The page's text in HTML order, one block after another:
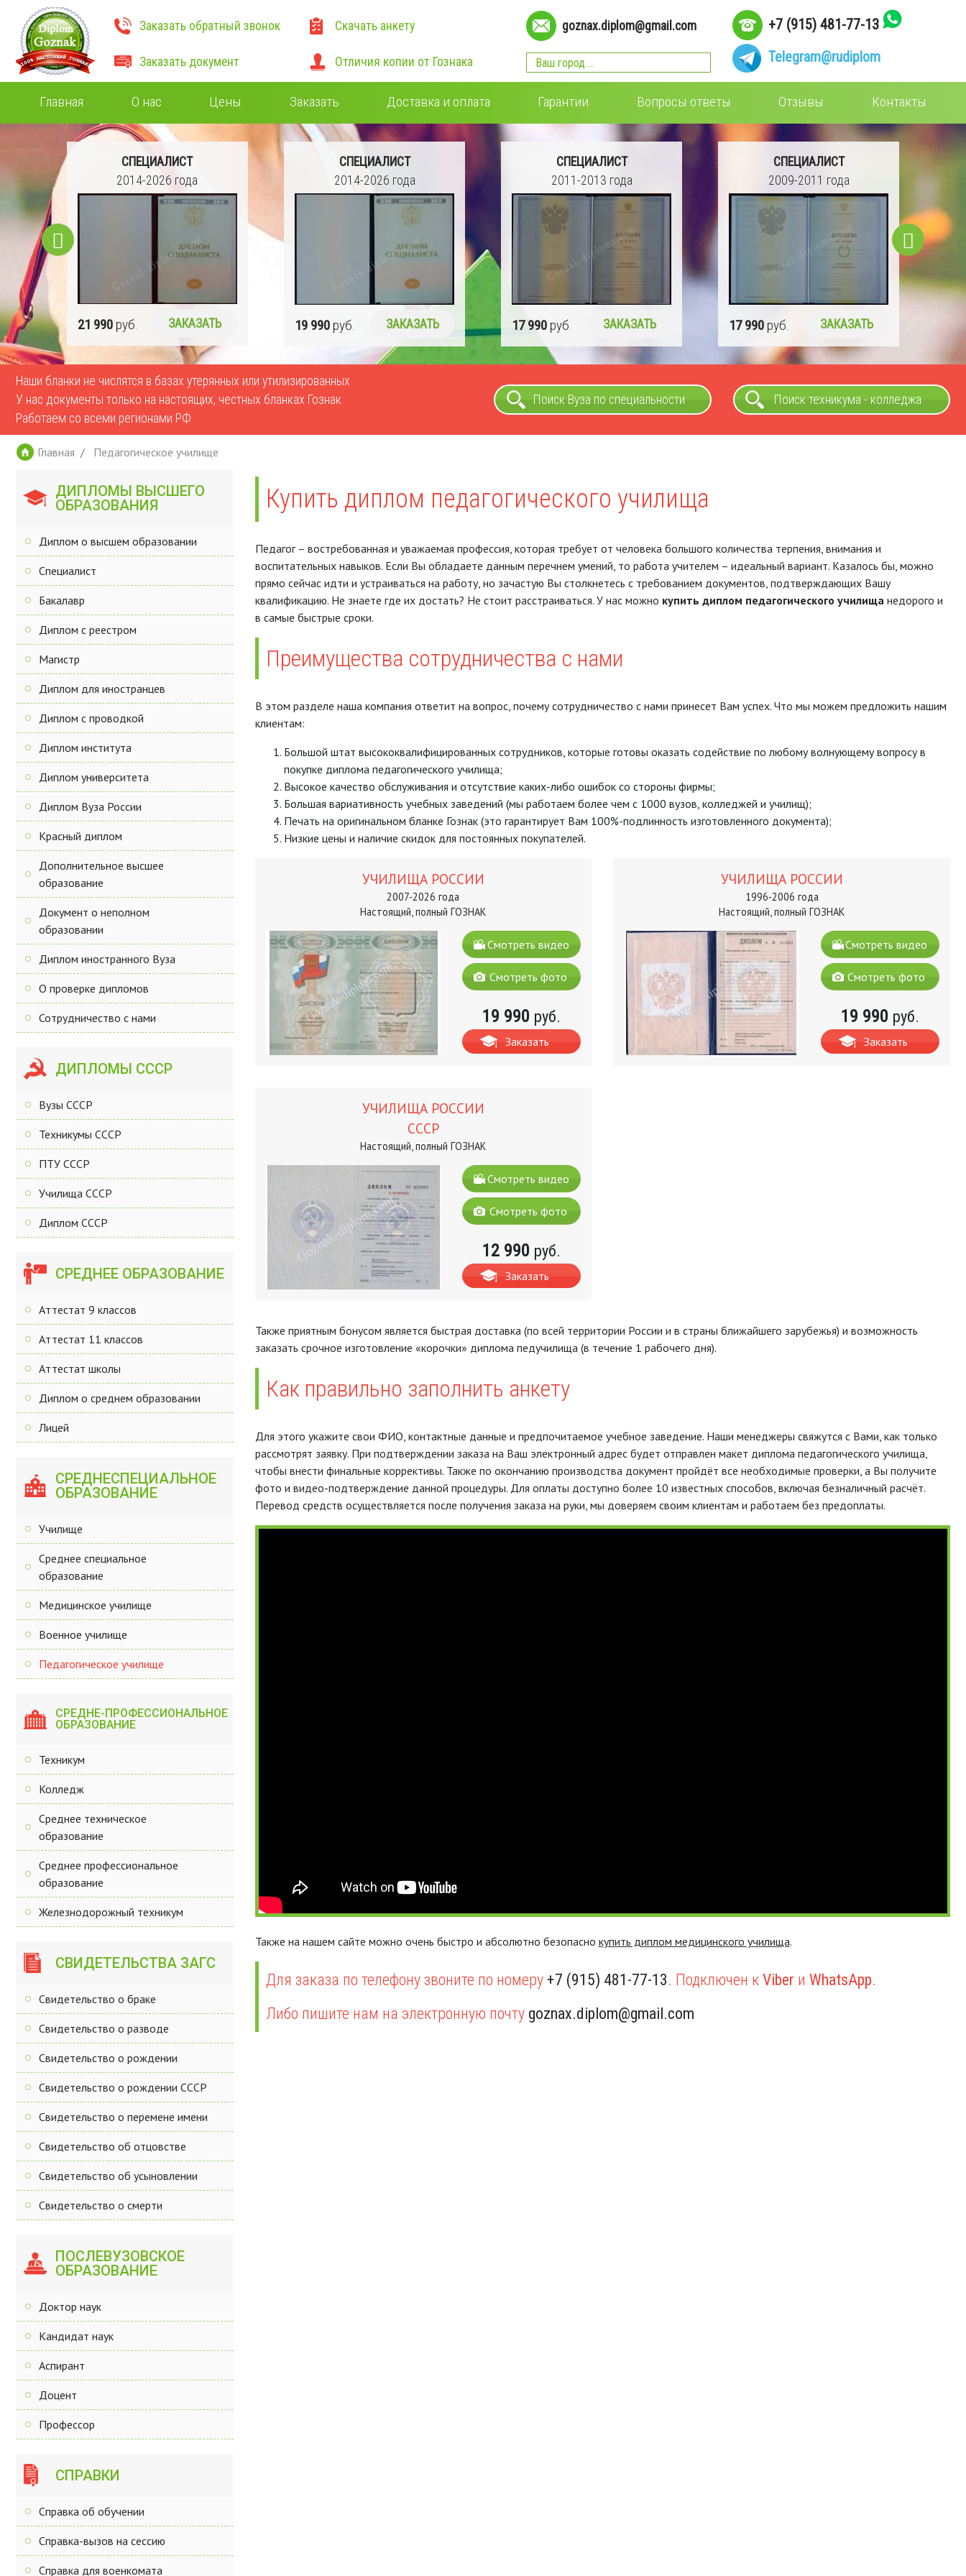
Заказать обратный звонок
Заказать документ
Скачать анкету
Отличия копии от Гознака
goznax.diplom@gmail.com
+7 (915) 481-77-13
Telegram@rudiplom
Главная О нас Цены Заказать Доставка и оплата Гарантии Вопросы ответы Отзывы Контакты
СПЕЦИАЛИСТ
2014-2026 года
21 990 руб. ЗАКАЗАТЬ
СПЕЦИАЛИСТ
2014-2026 года
19 990 руб. ЗАКАЗАТЬ
СПЕЦИАЛИСТ
2011-2013 года
17 990 руб. ЗАКАЗАТЬ
СПЕЦИАЛИСТ
2009-2011 года
17 990 руб. ЗАКАЗАТЬ
16
Наши бланки не числятся в базах утерянных или утилизированных
У нас документы только на настоящих, честных бланках Гознак
Работаем со всеми регионами РФ
Поиск Вуза по специальности Поиск техникума - колледжа
Главная Педагогическое училище
ДИПЛОМЫ ВЫСШЕГО
ОБРАЗОВАНИЯ
Диплом о высшем образовании
Специалист
Бакалавр
Диплом с реестром
Магистр
Диплом для иностранцев
Диплом с проводкой
Диплом института
Диплом университета
Диплом Вуза России
Красный диплом
Дополнительное высшее
образование
Документ о неполном
образовании
Диплом иностранного Вуза
О проверке дипломов
Сотрудничество с нами
ДИПЛОМЫ СССР
Вузы СССР
Техникумы СССР
ПТУ СССР
Училища СССР
Диплом СССР
СРЕДНЕЕ ОБРАЗОВАНИЕ
Аттестат 9 классов
Аттестат 11 классов
Аттестат школы
Диплом о среднем образовании
Лицей
СРЕДНЕСПЕЦИАЛЬНОЕ
ОБРАЗОВАНИЕ
Училище
Среднее специальное
образование
Медицинское училище
Военное училище
Педагогическое училище
СРЕДНЕ-ПРОФЕССИОНАЛЬНОЕ
ОБРАЗОВАНИЕ
Техникум
Колледж
Среднее техническое
образование
Среднее профессиональное
образование
Железнодорожный техникум
СВИДЕТЕЛЬСТВА ЗАГС
Свидетельство о браке
Свидетельство о разводе
Свидетельство о рождении
Свидетельство о рождении СССР
Свидетельство о перемене имени
Свидетельство об отцовстве
Свидетельство об усыновлении
Свидетельство о смерти
ПОСЛЕВУЗОВСКОЕ
ОБРАЗОВАНИЕ
Доктор наук
Кандидат наук
Аспирант
Доцент
Профессор
СПРАВКИ
Справка об обучении
Справка-вызов на сессию
Справка для военкомата
Купить диплом педагогического училища
Педагог – востребованная и уважаемая профессия, которая требует от человека большого количества терпения, внимания и
воспитательных навыков. Если Вы обладаете данным перечнем умений, то работа учителем – идеальный вариант. Казалось бы, можно
прямо сейчас идти и устраиваться на работу, но зачастую Вы столкнетесь с требованием документов, подтверждающих Вашу
квалификацию. Не знаете где их достать? Не стоит расстраиваться. У нас можно купить диплом педагогического училища недорого и
в самые быстрые сроки.
Преимущества сотрудничества с нами
В этом разделе наша компания ответит на вопрос, почему сотрудничество с нами принесет Вам успех. Что мы можем предложить нашим
клиентам:
Большой штат высококвалифицированных сотрудников, которые готовы оказать содействие по любому волнующему вопросу в
покупке диплома педагогического училища;
Высокое качество обслуживания и отсутствие каких-либо ошибок со стороны фирмы;
Большая вариативность учебных заведений (мы работаем более чем с 1000 вузов, колледжей и училищ);
Печать на оригинальном бланке Гознак (это гарантирует Вам 100%-подлинность изготовленного документа);
Низкие цены и наличие скидок для постоянных покупателей.
УЧИЛИЩА РОССИИ
2007-2026 года
Настоящий, полный ГОЗНАК
Смотреть видео
Смотреть фото
19 990 руб.
Заказать
УЧИЛИЩА РОССИИ
1996-2006 года
Настоящий, полный ГОЗНАК
Смотреть видео
Смотреть фото
19 990 руб.
Заказать
УЧИЛИЩА РОССИИ
СССР
Настоящий, полный ГОЗНАК
Смотреть видео
Смотреть фото
12 990 руб.
Заказать
Также приятным бонусом является быстрая доставка (по всей территории России и в страны ближайшего зарубежья) и возможность
заказать срочное изготовление «корочки» диплома педучилища (в течение 1 рабочего дня).
Как правильно заполнить анкету
Для этого укажите свои ФИО, контактные данные и предпочитаемое учебное заведение. Наши менеджеры свяжутся с Вами, как только
рассмотрят заявку. При подтверждении заказа на Ваш электронный адрес будет отправлен макет диплома педагогического училища,
чтобы внести финальные коррективы. Также по окончанию производства документ пройдёт все необходимые проверки, а Вы получите
фото и видео-подтверждение данной процедуры. Для оплаты доступно более 10 известных способов, включая безналичный расчёт.
Перевод средств осуществляется после получения заказа на руки, мы доверяем своим клиентам и работаем без предоплаты.
Также на нашем сайте можно очень быстро и абсолютно безопасно купить диплом медицинского училища.
Для заказа по телефону звоните по номеру +7 (915) 481-77-13. Подключен к Viber и WhatsApp.
Либо пишите нам на электронную почту goznax.diplom@gmail.com